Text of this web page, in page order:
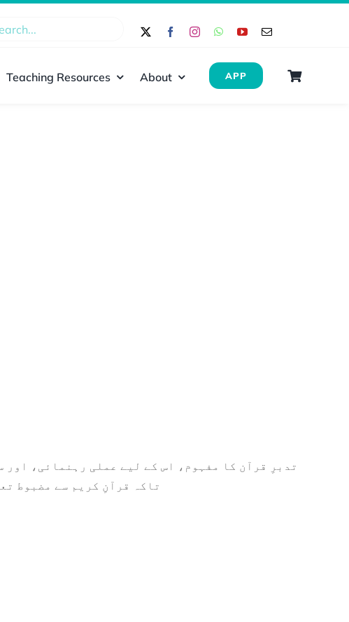
Teaching Resources About APP
تدبرِ قرآن کا مفہوم، اس کے لیے عملی رہنمائی، اور
تاکہ قرآنِ کریم سے مضبوط